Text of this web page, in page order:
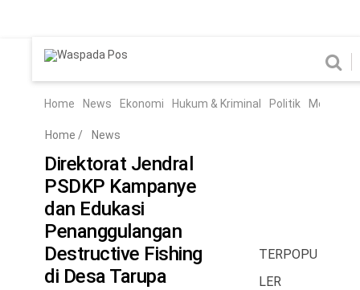
Ekonomi Hukum & Kriminal
Hiburan Pendidikan
Edukasi Tekno
Home
Home News Ekonomi Hukum & Kriminal Politik Metro
Home / News
Direktorat Jendral
PSDKP Kampanye
dan Edukasi
Penanggulangan
Destructive Fishing
di Desa Tarupa
TERPOPU
LER